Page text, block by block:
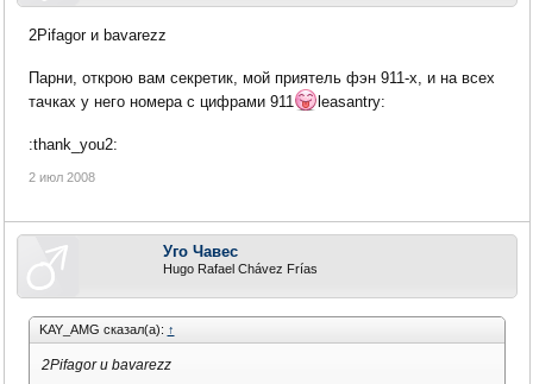
2Pifagor и bavarezz
Парни, открою вам секретик, мой приятель фэн 911-х, и на всех
тачках у него номера с цифрами 911
leasantry:
:thank_you2:
2 июл 2008
Уго Чавес
Hugo Rafael Chávez Frías
KAY_AMG сказал(а): ↑
2Pifagor и bavarezz